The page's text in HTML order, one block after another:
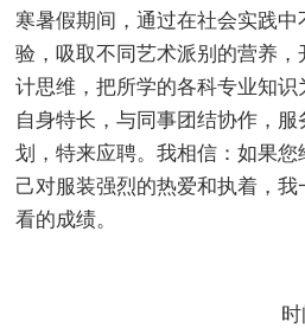
寒暑假期间，通过在社会实践
验，吸取不同艺术派别的营养
计思维，把所学的各科专业知
自身特长，与同事团结协作，
划，特来应聘。我相信：如果
己对服装强烈的热爱和执着，
看的成绩。
时间